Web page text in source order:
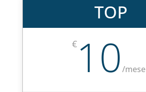
TOP
€10/mese